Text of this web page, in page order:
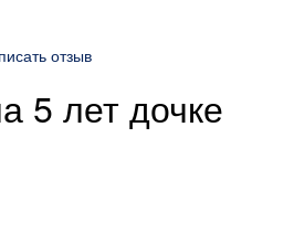
отзыв
5 лет дочке